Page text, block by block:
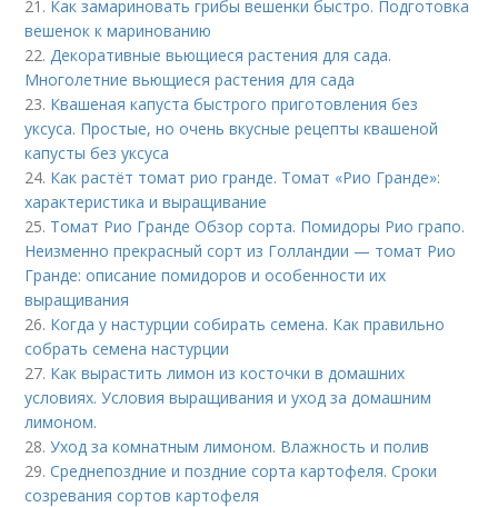
21. Как замариновать грибы вешенки быстро. Подготовка
вешенок к маринованию
22.Декоративные вьющиеся растения для сада.
Многолетние вьющиеся растения для сада
23. Квашеная капуста быстрого приготовления без
уксуса. Простые, но очень вкусные рецепты квашеной
капусты без уксуса
24. Как растёт томат рио гранде. Томат «Рио Гранде»:
характеристика и выращивание
25. Томат Рио Гранде Обзор сорта. Помидоры Рио грапо.
Неизменно прекрасный сорт из Голландии — томат Рио
Гранде: описание помидоров и особенности их
выращивания
26. Когда у настурции собирать семена. Как правильно
собрать семена настурции
27. Как вырастить лимон из косточки в домашних
условиях. Условия выращивания и уход за домашним
лимоном.
28.Уход за комнатным лимоном. Влажность и полив
29.Среднепоздние и поздние сорта картофеля. Сроки
созревания сортов картофеля